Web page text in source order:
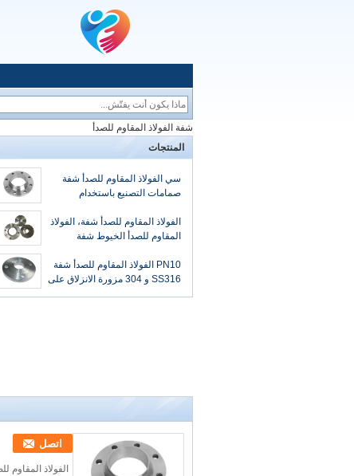
شفة الفولاذ المقاوم للصدأ
المنتجات
سي الفولاذ المقاوم للصدأ شفة
صمامات التصنيع باستخدام
للصدأ الرقبة الشفاه لأنابيب
الفولاذ المقاوم للصدأ شفة، الفولاذ
المقاوم للصدأ الخيوط شفة
PN10 الفولاذ المقاوم للصدأ شفة
SS316 و 304 مزورة الانزلاق على
اتصل
الفولاذ المقاوم